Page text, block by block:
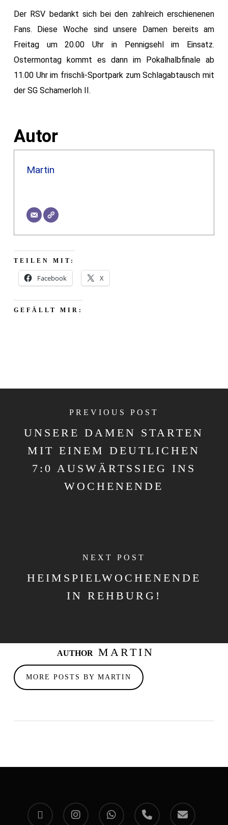
Der RSV bedankt sich bei den zahlreich erschienenen
Fans. Diese Woche sind unsere Damen bereits am
Freitag um 20.00 Uhr in Pennigsehl im Einsatz.
Ostermontag kommt es dann im Pokalhalbfinale ab
11.00 Uhr im frischli-Sportpark zum Schlagabtausch mit
der SG Schamerloh II.
Autor
Martin
TEILEN MIT:
Facebook X
GEFÄLLT MIR:
PREVIOUS POST
UNSERE DAMEN STARTEN
MIT EINEM DEUTLICHEN
7:0 AUSWÄRTSSIEG INS
WOCHENENDE
NEXT POST
HEIMSPIELWOCHENENDE
IN REHBURG!
AUTHORMARTIN
MORE POSTS BY MARTIN
facebook instagram whatsapp phone email